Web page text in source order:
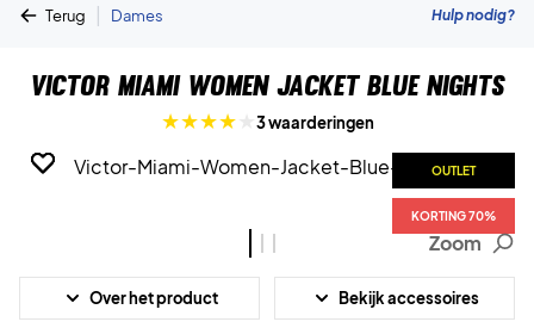
Terug | Dames Hulp nodig?
Victor Miami Women Jacket Blue Nights
3 waarderingen
OUTLET
KORTING 70%
OUTLET
KORTING 70%
OUTLET
KORTING 70%
Zoom
Over het product Bekijk accessoires